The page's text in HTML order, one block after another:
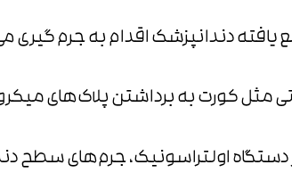
یافته دندانپزشک اقدام به جرم
مثل کورت به برداشتن پلاک‌های
دستگاه اولتراسونیک، جرم‌های سطح